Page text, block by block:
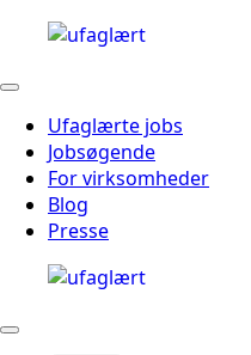
Ufaglærte jobs
Jobsøgende
For virksomheder
Blog
Presse